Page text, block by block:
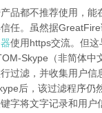
品都不推荐使用，
任。虽然据
使用https交流。但这
Skype（非简体
过滤，并收集用户
后，该过滤程序
字将文字记录和用